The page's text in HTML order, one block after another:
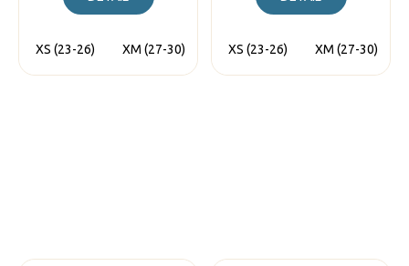
XS (23-26) XM (27-30) XL (31-34)
XS (23-26) XM (27-30)